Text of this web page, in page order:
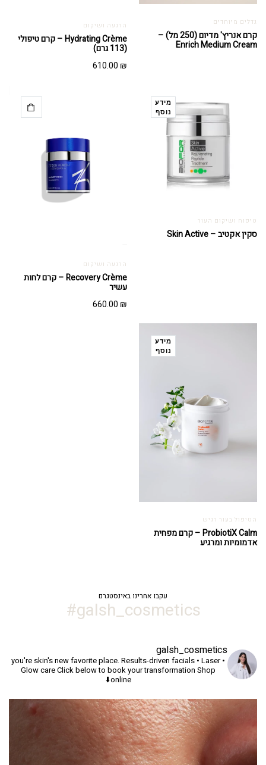
גדלים מיוחדים
קרם אנריץ' מדיום (250 מל) –
Enrich Medium Cream
הרגעה ושיקום
Hydrating Crème – קרם טיפולי
(113 גרם)
610.00 ₪
מידע
נוסף
טיפוח ושיקום העור
סקין אקטיב – Skin Active
הרגעה ושיקום
Recovery Crème – קרם לחות
עשיר
660.00 ₪
מידע
נוסף
הטיפול בעור רגיש
ProbiotiX Calm – קרם מפחית
אדמומיות ומרגיע
עקבו אחרינו באינסטגרם
galsh_cosmetics#
galsh_cosmetics
you're skin's new favorite place.Results-driven facials • Laser •
Glow careClick below to book your transformation Shop
online⬇️